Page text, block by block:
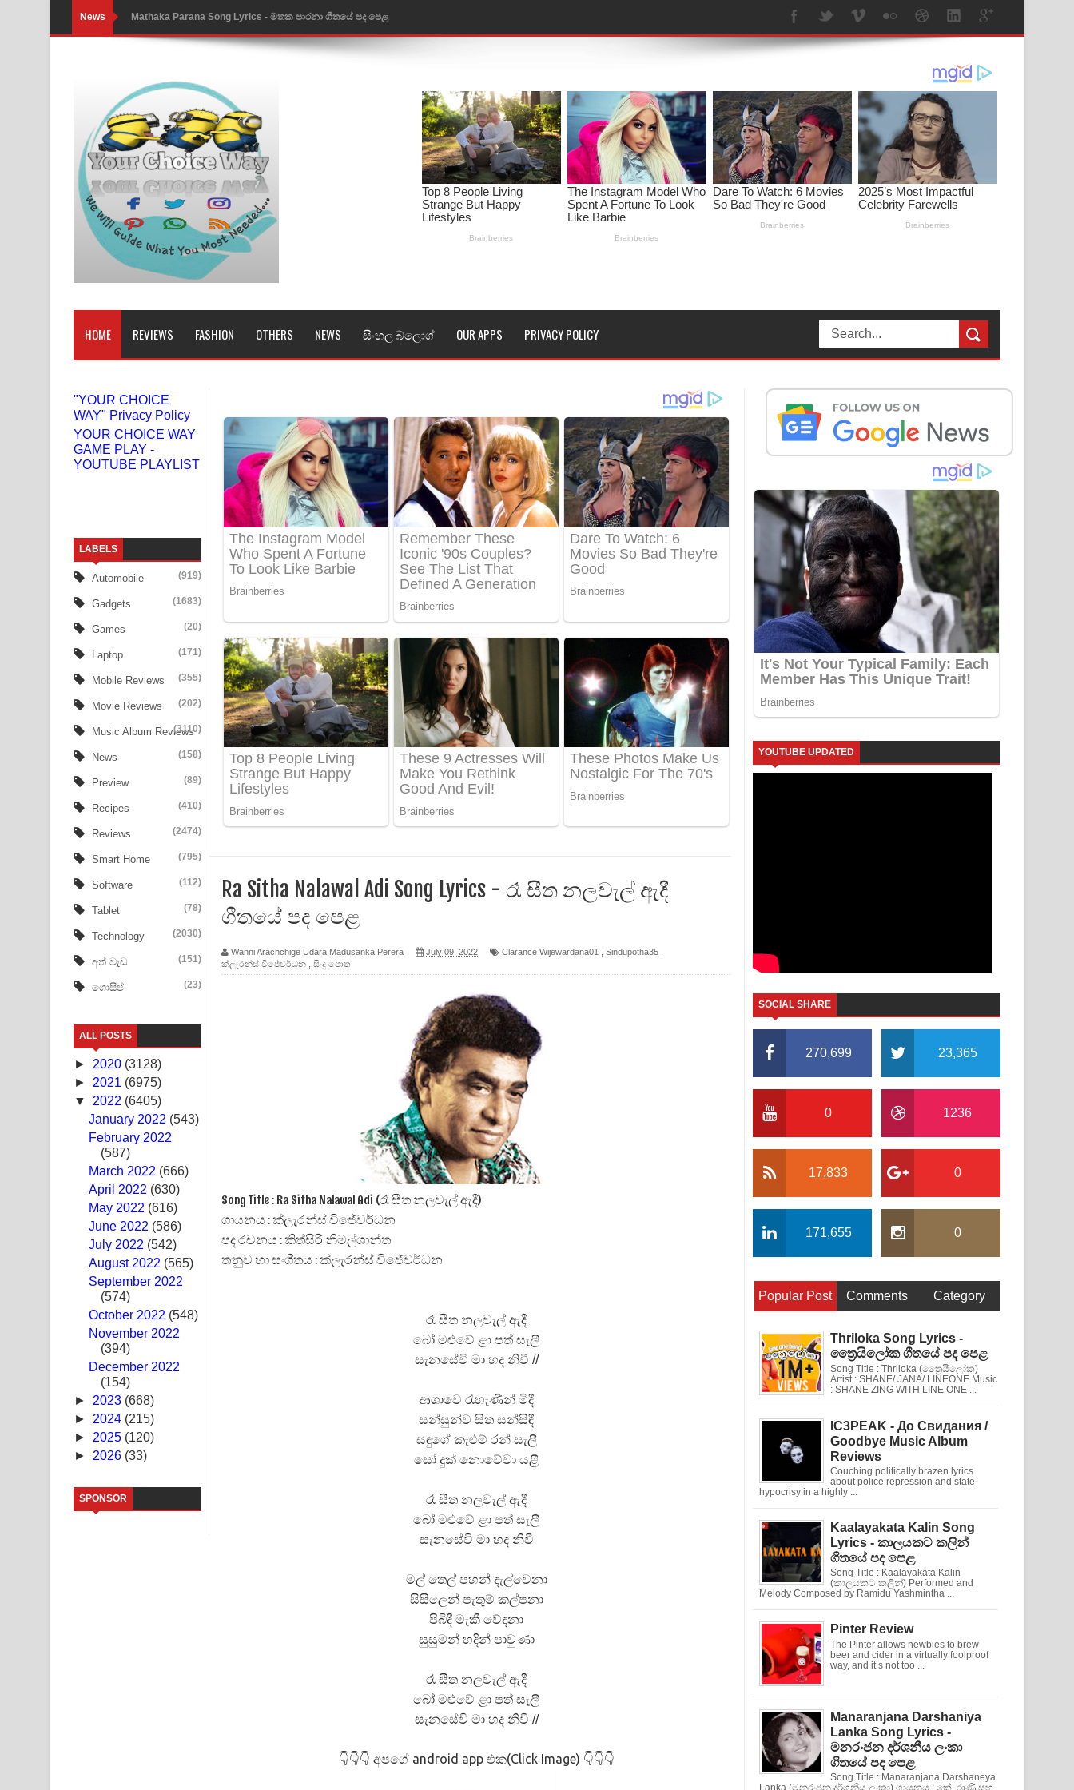
News Nimnadhen Song Lyrics - නිම්නාදෙන් ගීතයේ පද පෙළ
Obamai Mage Adare Song Lyrics - ඔබමයි මගේ ආදරේ ගීතයේ පද පෙළ
Pansal Gihin Song Lyrics - පන්සල් ගිහිං ගීතයේ පද පෙළ
Ankeliya Song Lyrics - අංකෙළිය ගීතයේ පද පෙළ
DEAR GOD Song Lyrics - ඩියර් ගෝඩ් ගීතයේ පද පෙළ
MANAMALA KATHA Song Lyrics - මනමාල කතා ගීතයේ පද පෙළ
Dai Dai Lyrics - Shakira, Burna Boy | 2026 football world cup song lyrics
Lassana Amma Song Lyrics - ලස්සන අම්මා ගීතයේ පද පෙළ
Gemak Deela Song Lyrics - ගේමක් දීලා ගීතයේ පද පෙළ
Doni Song Lyrics - දෝණි ගීතයේ පද පෙළ
Benthara Palame Song Lyrics - බෙන්තර පාලමේ ගීතයේ පද පෙළ
Sanda Babalena Song Lyrics - සඳ බැබලෙන ගීතයේ පද පෙළ
Adare Wadi Nisa Song Lyrics - ආදරේ වැඩි නිසා ගීතයේ පද පෙළ
UNUHUMA Song Lyrics - උණුහුම ගීතයේ පද පෙළ
Katakara Song Lyrics - කටකාර ගීතයේ පද පෙළ
Tharu Yaye Dilena Song Lyrics - තරු යායේ දිලෙනා ගීතයේ පද පෙළ
Ow Man Sosa Song Lyrics - ඔව් මං සෝසා ගීතයේ පද පෙළ
Heavy Weight Song Lyrics
Aye Lanweela Song Lyrics - ආයේ ලංවීලා ගීතයේ පද පෙළ
Ala purannata Song Lyrics - ආල පුරන්නට ගීතයේ පද පෙළ
FEVER DREAM Lyrics - Alex Warren
BTS : Hooligan Lyrics
Apa Hamuwee Song Lyrics - අප හමුවී ගීතයේ පද පෙළ
PATHINIYE Song Lyrics - පතිනියනේ ගීතයේ පද පෙළ
Sorry Sir Song Lyrics - සොරි සර් ගීතයේ පද පෙළ
Mathaka Aluthin Liyanna Song Lyrics - මතක අලුතින් ලියන්න ගීතයේ පද පෙළ
Sandak Awith Song Lyrics - සඳක් ඇවිත් ගීතයේ පද පෙළ
Swetha Sande Song Lyrics - ශ්වේත සඳේ ගීතයේ පද පෙළ
Ma Igili Giya Lyrics - මා ඉගිලී ගියා ගීතයේ පද පෙළ
Ras Balan Song Lyrics - රැස් බලන් ගීතයේ පද පෙළ
Hoda sihiyen Song Lyrics - හොද සිහියෙන් ගීතයේ පද පෙළ
Pa Sina Song Lyrics - පෑ සිනා ගීතයේ පද පෙළ
Pemwanthiye Song Lyrics - පෙම්වන්තියේ ගීතයේ පද පෙළ
Manobhawa Song Lyrics - මනෝභව ගීතයේ පද පෙළ
Raawaya Song Lyrics - රාවය ගීතයේ පද පෙළ
Saddeta Denna Song Lyrics - සද්දෙට දෙන්න ගීතයේ පද පෙළ
Kaalaya Song Lyrics - කාලය ගීතයේ පද පෙළ
Aramuna Song Lyrics - අරමුණ ගීතයේ පද පෙළ
Sandata Duka Hithila Song Lyrics - සඳට දුක හිතිලා ගීතයේ පද පෙළ
HOME REVIEWS FASHION OTHERS NEWS සිංහල බ්ලොග් OUR APPS PRIVACY POLICY
"YOUR CHOICE
WAY" Privacy Policy
YOUR CHOICE WAY
GAME PLAY -
YOUTUBE PLAYLIST
LABELS
Automobile (919)
Gadgets (1683)
Games (20)
Laptop (171)
Mobile Reviews (355)
Movie Reviews (202)
Music Album Reviews
(3110)
News (158)
Preview (89)
Recipes (410)
Reviews (2474)
Smart Home (795)
Software (112)
Tablet (78)
Technology (2030)
අත් වැඩ (151)
ගොසිප් (23)
ALL POSTS
► 2020 (3128)
► 2021 (6975)
▼ 2022 (6405)
January 2022 (543)
February 2022
(587)
March 2022 (666)
April 2022 (630)
May 2022 (616)
June 2022 (586)
July 2022 (542)
August 2022 (565)
September 2022
(574)
October 2022 (548)
November 2022
(394)
December 2022
(154)
► 2023 (668)
► 2024 (215)
► 2025 (120)
► 2026 (33)
SPONSOR
Ra Sitha Nalawal Adi Song Lyrics - රෑ සීත නලවැල් ඇදී
ගීතයේ පද පෙළ
Wanni Arachchige Udara Madusanka Perera July 09, 2022 Clarance Wijewardana01 Sindupotha35
ක්ලැරන්ස් විජේවර්ධන
සිංදු පොත
Song Title : Ra Sitha Nalawal Adi (රෑ සීත නලවැල් ඇදී)
ගායනය : ක්ලැරන්ස් විජේවර්ධන
පද රචනය : කිත්සිරි නිමල්ශාන්ත
තනුව හා සංගීතය : ක්ලැරන්ස් විජේවර්ධන
රෑ සීත නලවැල් ඇදී
බෝ මළුවේ ළා පත් සැලී
සැනසේවි මා හද නිවී //
ආශාවෙ රැහැණින් මිදී
සන්සුන්ව සිත සන්සිඳී
සඳුගේ කැළුම් රන් සැලී
සෝ දුක් නොවේවා යළී
රෑ සීත නලවැල් ඇදී
බෝ මළුවේ ළා පත් සැලී
සැනසේවි මා හද නිවී
මල් තෙල් පහන් දැල්වෙනා
සිසිලෙන් පැතුම් කල්පනා
පිබිදී මැකී වේදනා
සුසුමන් හදින් පාවුණා
රෑ සීත නලවැල් ඇදී
බෝ මළුවේ ළා පත් සැලී
සැනසේවි මා හද නිවී //
👇👇👇 අපගේ android app එක(Click Image) 👇👇👇
YOUTUBE UPDATED
SOCIAL SHARE
270,699 23,365
0 1236
17,833 0
171,655 0
Popular Post Comments Category
Thriloka Song Lyrics -
ත්‍රෛයිලෝක ගීතයේ පද පෙළ
Song Title : Thriloka (ත්‍රෛයිලෝක)
Artist : SHANE/ JANA/ LINEONE Music
: SHANE ZING WITH LINE ONE ...
IC3PEAK - До Свидания /
Goodbye Music Album
Reviews
Couching politically brazen lyrics
about police repression and state
hypocrisy in a highly ...
Kaalayakata Kalin Song
Lyrics - කාලයකට කලින්
ගීතයේ පද පෙළ
Song Title : Kaalayakata Kalin
(කාලයකට කලින්) Performed and
Melody Composed by Ramidu Yashmintha ...
Pinter Review
The Pinter allows newbies to brew
beer and cider in a virtually foolproof
way, and it’s not too ...
Manaranjana Darshaniya
Lanka Song Lyrics -
මනරංජන දර්ශනීය ලංකා
ගීතයේ පද පෙළ
Song Title : Manaranjana Darshaneya
Lanka (මනරංජන දර්ශනීය ලංකා) ගායනය : කේ. රාණි සහ